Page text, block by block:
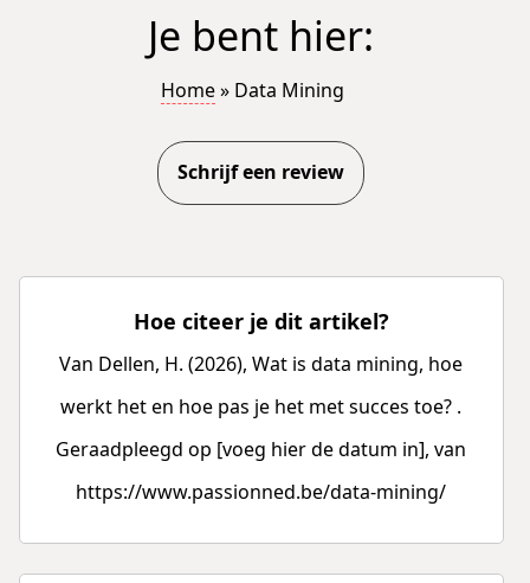
Je bent hier:
Home»Data Mining
Schrijf een review
Hoe citeer je dit artikel?
Van Dellen, H. (2026), Wat is data mining, hoe
werkt het en hoe pas je het met succes toe? .
Geraadpleegd op [voeg hier de datum in], van
https://www.passionned.be/data-mining/